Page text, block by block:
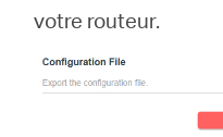
votre routeur.